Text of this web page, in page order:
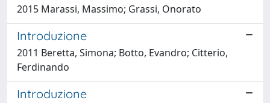
2015 Marassi, Massimo; Grassi, Onorato
Introduzione
2011 Beretta, Simona; Botto, Evandro; Citterio,
Ferdinando
Introduzione